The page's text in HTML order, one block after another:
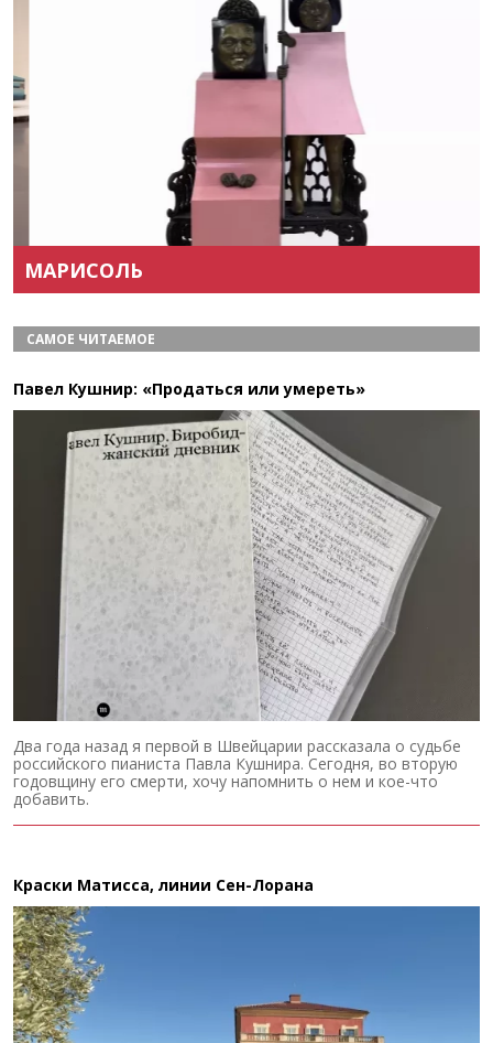
МАРИСОЛЬ
САМОЕ ЧИТАЕМОЕ
Павел Кушнир: «Продаться или умереть»
Два года назад я первой в Швейцарии рассказала о судьбе
российского пианиста Павла Кушнира. Сегодня, во вторую
годовщину его смерти, хочу напомнить о нем и кое-что
добавить.
Краски Матисса, линии Сен-Лорана